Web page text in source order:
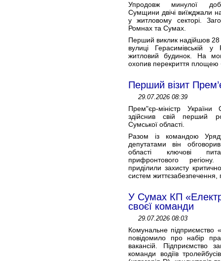
Упродовж минулої
Сумщини двічі виїжджали
у житловому секторі.
Ромнах та Сумах.
Перший виклик надійшов
вулиці Герасимівській у
житловий будинок. На
охопив перекриття площею
Перший візит
29.07.2026 08:39
Прем"єр-міністр України
здійснив свій перший
Сумської області.
Разом із командою
депутатами він
області ключові
прифронтового
приділили захисту
систем життєзабезпечення,
У Сумах КП
своєї команди
29.07.2026 08:03
Комунальне підприємство
повідомило про набір
вакансій. Підприємство
команди водіїв